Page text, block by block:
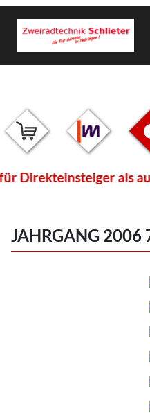
als
JAHRGANG 2006